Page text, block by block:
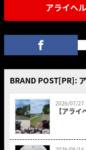
アライヘ
BRAND POST[PR]:
2026/07/27
【アラ